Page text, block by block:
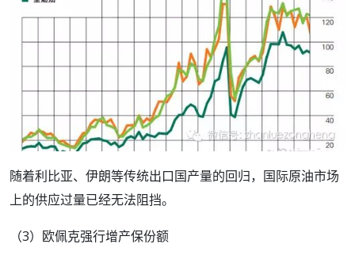
随着利比亚、伊朗等传统出口国产量的回归，国际原油市场
上的供应过量已经无法阻挡。
（3）欧佩克强行增产保份额